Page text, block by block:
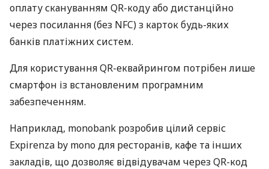
оплату скануванням QR-коду або дистанційно
через посилання (без NFC) з карток будь-яких
банків платіжних систем.
Для користування QR-еквайрингом потрібен лише
смартфон із встановленим програмним
забезпеченням.
Наприклад, monobank розробив цілий сервіс
Expirenza by mono для ресторанів, кафе та інших
закладів, що дозволяє відвідувачам через QR-код